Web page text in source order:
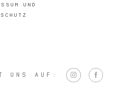
UND
UNS AUF: